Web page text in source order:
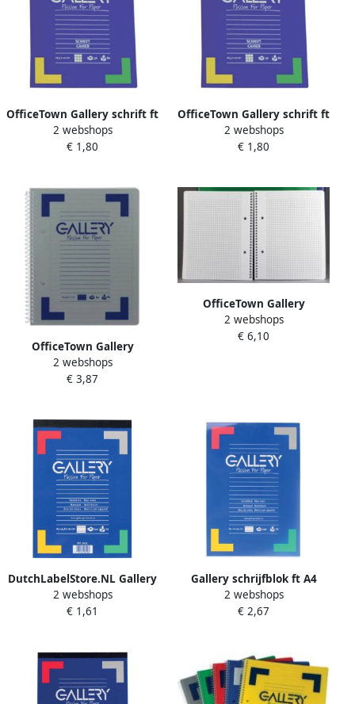
OfficeTown Gallery schrift ft
16 5 x 21 cm geruit 5 mm 72
bladzijden
2 webshops
€ 1,80
OfficeTown Gallery schrift ft
16 5 x 21 cm gelijnd 72
bladzijden
2 webshops
€ 1,80
OfficeTown Gallery
Traditional spiraalschrift ft
A5 gelijnd geassorteerde
2 webshops
€ 3,87
OfficeTown Gallery
Traditional spiraalschrift ft
A4 geruit 5 mm
2 webshops
€ 6,10
DutchLabelStore.NL Gallery
schrijfblok ft A5 gelijnd blok
van 100 vel
2 webshops
€ 1,61
Gallery schrijfblok ft A4
gelijnd 100 vel 10 stuks
2 webshops
€ 2,67